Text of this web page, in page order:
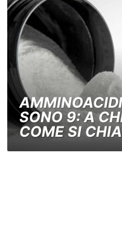
SONO 9: A
COME SI